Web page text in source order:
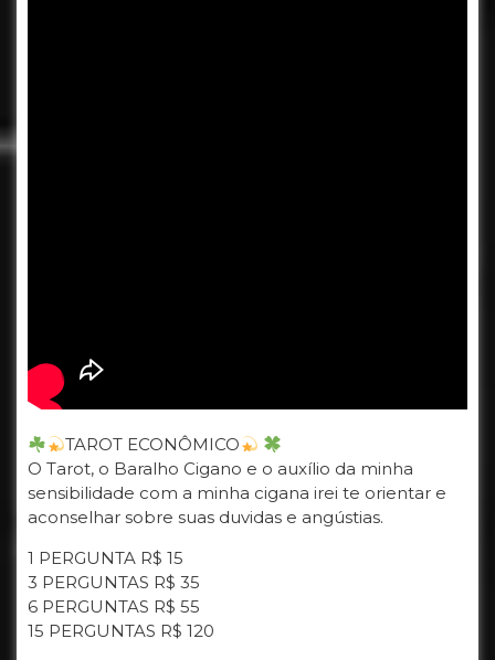
TAROT ECONÔMICO
O Tarot, o Baralho Cigano e o auxílio da minha
sensibilidade com a minha cigana irei te orientar e
aconselhar sobre suas duvidas e angústias.
1 PERGUNTA R$ 15
3 PERGUNTAS R$ 35
6 PERGUNTAS R$ 55
15 PERGUNTAS R$ 120